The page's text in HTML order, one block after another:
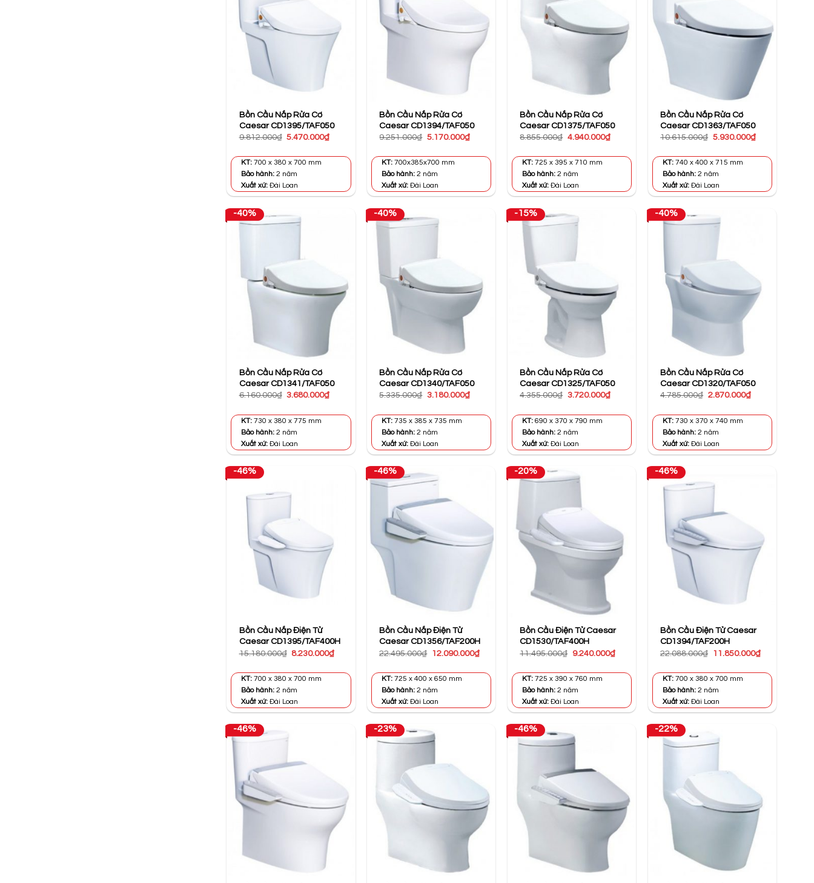
Bồn Cầu Nắp Rửa Cơ
Caesar CD1395/TAF050
9.812.000₫ Giá
9.812.000₫.
5.470.000₫Giá
KT:700 x 380 x 700 mm
Bảo hành: 2 năm
Xuất xứ:Đài Loan
Bồn Cầu Nắp Rửa Cơ
Caesar CD1394/TAF050
9.251.000₫ Giá
9.251.000₫.
5.170.000₫Giá
KT:700x385x700 mm
Bảo hành: 2 năm
Xuất xứ:Đài Loan
Bồn Cầu Nắp Rửa Cơ
Caesar CD1375/TAF050
8.855.000₫ Giá
8.855.000₫.
4.940.000₫Giá
KT:725 x 395 x 710 mm
Bảo hành: 2 năm
Xuất xứ:Đài Loan
Bồn Cầu Nắp Rửa Cơ
Caesar CD1363/TAF050
10.615.000₫ Giá
10.615.000₫.
5.930.000₫Giá
KT:740 x 400 x 715 mm
Bảo hành: 2 năm
Xuất xứ:Đài Loan
-40%
Bồn Cầu Nắp Rửa Cơ
Caesar CD1341/TAF050
6.160.000₫ Giá
6.160.000₫.
3.680.000₫Giá
KT:730 x 380 x 775 mm
Bảo hành: 2 năm
Xuất xứ:Đài Loan
-40%
Bồn Cầu Nắp Rửa Cơ
Caesar CD1340/TAF050
5.335.000₫ Giá
5.335.000₫.
3.180.000₫Giá
KT:735 x 385 x 735 mm
Bảo hành: 2 năm
Xuất xứ:Đài Loan
-15%
Bồn Cầu Nắp Rửa Cơ
Caesar CD1325/TAF050
4.355.000₫ Giá
4.355.000₫.
3.720.000₫Giá
KT:690 x 370 x 790 mm
Bảo hành: 2 năm
Xuất xứ:Đài Loan
-40%
Bồn Cầu Nắp Rửa Cơ
Caesar CD1320/TAF050
4.785.000₫ Giá
4.785.000₫.
2.870.000₫Giá
KT:730 x 370 x 740 mm
Bảo hành: 2 năm
Xuất xứ:Đài Loan
-46%
Bồn Cầu Nắp Điện Tử
Caesar CD1395/TAF400H
15.180.000₫ Giá
15.180.000₫.
8.230.000₫Giá
KT:700 x 380 x 700 mm
Bảo hành: 2 năm
Xuất xứ:Đài Loan
-46%
Bồn Cầu Nắp Điện Tử
Caesar CD1356/TAF200H
22.495.000₫ Giá
22.495.000₫.
12.090.000₫Giá
là:
12.090.000₫.
KT:725 x 400 x 650 mm
Bảo hành: 2 năm
Xuất xứ:Đài Loan
-20%
Bồn Cầu Điện Tử Caesar
CD1530/TAF400H
11.495.000₫ Giá
11.495.000₫.
9.240.000₫Giá
KT:725 x 390 x 760 mm
Bảo hành: 2 năm
Xuất xứ:Đài Loan
-46%
Bồn Cầu Điện Tử Caesar
CD1394/TAF200H
22.088.000₫ Giá
22.088.000₫.
11.850.000₫Giá
là:
KT:700 x 380 x 700 mm
Bảo hành: 2 năm
Xuất xứ:Đài Loan
-46% -23% -46% -22%